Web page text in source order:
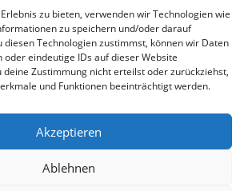
zu bieten, verwenden wir Technologien wie
zu speichern und/oder darauf
diesen Technologien zustimmst, können wir Daten
oder eindeutige IDs auf dieser Website
deine Zustimmung nicht erteilst oder zurückziehst,
und Funktionen beeinträchtigt werden.
Akzeptieren
Ablehnen
Ceuta